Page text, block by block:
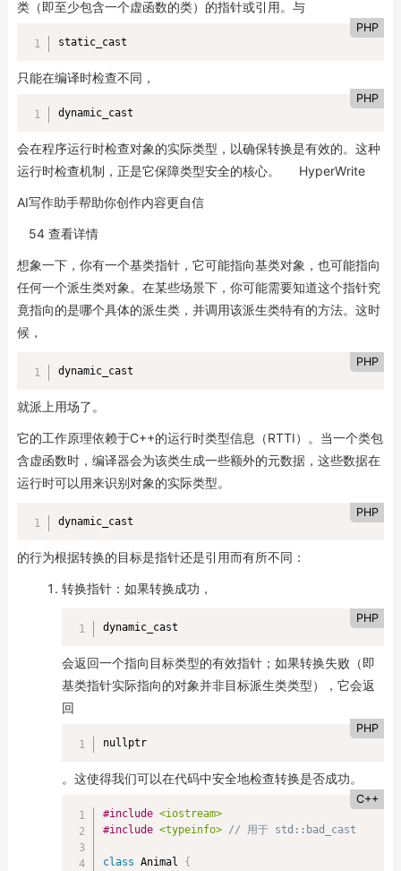
类（即至少包含一个虚函数的类）的指针或引用。与
PHP
static_cast
只能在编译时检查不同，
PHP
dynamic_cast
会在程序运行时检查对象的实际类型，以确保转换是有效的。这种
运行时检查机制，正是它保障类型安全的核心。
HyperWrite
AI写作助手帮助你创作内容更自信
54 查看详情
想象一下，你有一个基类指针，它可能指向基类对象，也可能指向
任何一个派生类对象。在某些场景下，你可能需要知道这个指针究
竟指向的是哪个具体的派生类，并调用该派生类特有的方法。这时
候，
PHP
dynamic_cast
就派上用场了。
它的工作原理依赖于C++的运行时类型信息（RTTI）。当一个类包
含虚函数时，编译器会为该类生成一些额外的元数据，这些数据在
运行时可以用来识别对象的实际类型。
PHP
dynamic_cast
的行为根据转换的目标是指针还是引用而有所不同：
转换指针：如果转换成功，
PHP
dynamic_cast
会返回一个指向目标类型的有效指针；如果转换失败（即
基类指针实际指向的对象并非目标派生类类型），它会返
回
PHP
nullptr
。这使得我们可以在代码中安全地检查转换是否成功。
C++
#include <iostream>
#include <typeinfo> // 用于 std::bad_cast
class Animal
{